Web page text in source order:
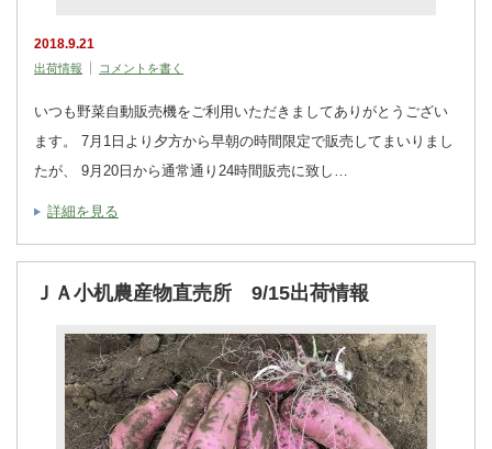
2018.9.21
出荷情報 コメントを書く
いつも野菜自動販売機をご利用いただきましてありがとうござい
ます。 7月1日より夕方から早朝の時間限定で販売してまいりまし
たが、 9月20日から通常通り24時間販売に致し…
詳細を見る
ＪＡ小机農産物直売所 9/15出荷情報